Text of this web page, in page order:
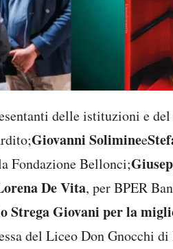
delle istituzioni e
Giovanni Soliminee
Fondazione Bellonci;
De Vita, per BPER
Strega Giovani per la
del Liceo Don Gnocchi